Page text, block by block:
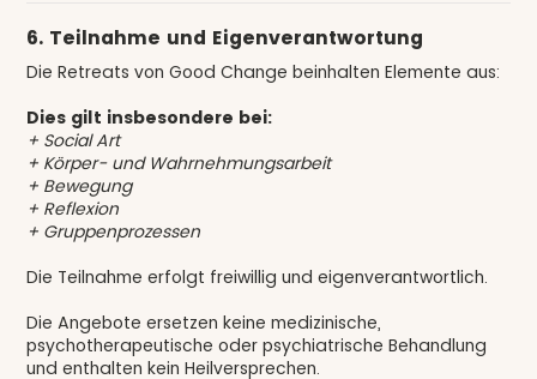
6. Teilnahme und Eigenverantwortung
Die Retreats von Good Change beinhalten Elemente aus:
Dies gilt insbesondere bei:
+ Social Art
+ Körper- und Wahrnehmungsarbeit
+ Bewegung
+ Reflexion
+ Gruppenprozessen
Die Teilnahme erfolgt freiwillig und eigenverantwortlich.
Die Angebote ersetzen keine medizinische,
psychotherapeutische oder psychiatrische Behandlung
und enthalten kein Heilversprechen.